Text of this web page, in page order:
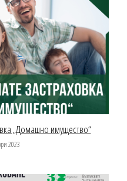
„Домашно имущество“
2023